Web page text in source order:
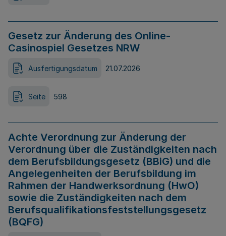
Gesetz zur Änderung des Online-
Casinospiel Gesetzes NRW
Ausfertigungsdatum 21.07.2026
Seite 598
Achte Verordnung zur Änderung der
Verordnung über die Zuständigkeiten nach
dem Berufsbildungsgesetz (BBiG) und die
Angelegenheiten der Berufsbildung im
Rahmen der Handwerksordnung (HwO)
sowie die Zuständigkeiten nach dem
Berufsqualifikationsfeststellungsgesetz
(BQFG)